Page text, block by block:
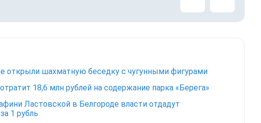
открыли шахматную беседку с чугунными фигурами
18,6 млн рублей на содержание парка «Берега»
Ластовской в Белгороде власти отдадут
1 рубль